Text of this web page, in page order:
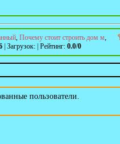
, Почему стоит строить дом м,
Загрузок: Рейтинг: 0.0/0
пользователи.